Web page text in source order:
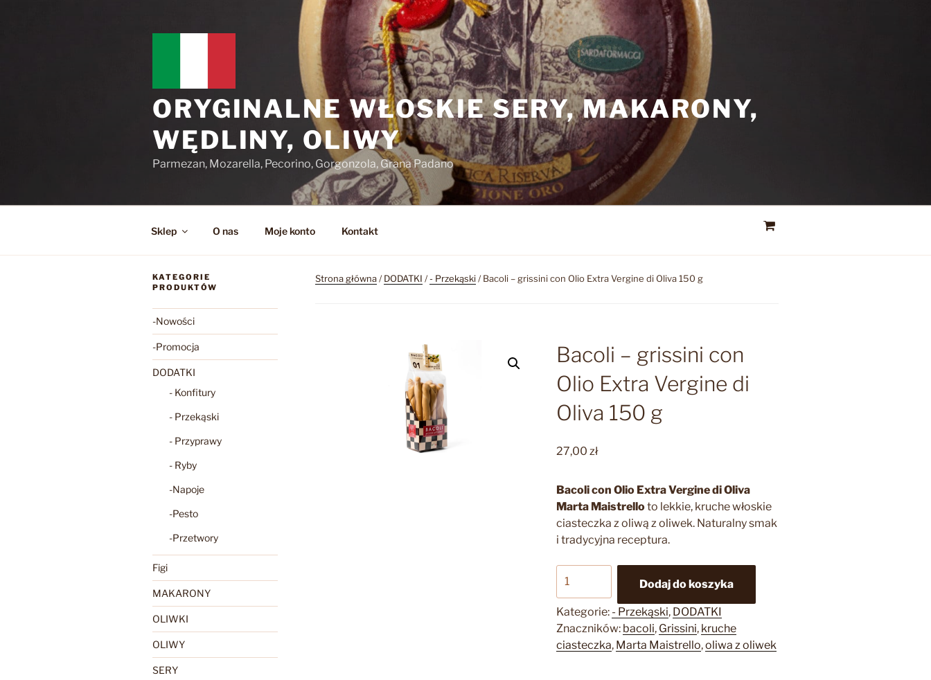
ORYGINALNE WŁOSKIE SERY, MAKARONY,
WĘDLINY, OLIWY
Parmezan, Mozarella, Pecorino, Gorgonzola, Grana Padano
Sklep O nas Moje konto Kontakt
Strona główna/DODATKI /- Przekąski/ Bacoli – grissini con Olio Extra Vergine di Oliva 150 g
Bacoli – grissini con
Olio Extra Vergine di
Oliva 150 g
27,00 zł
Bacoli con Olio Extra Vergine di Oliva
Marta Maistrelloto lekkie, kruche włoskie
ciasteczka z oliwą z oliwek. Naturalny smak
i tradycyjna receptura.
Bacoli
-
grissini
con
Olio
Dodaj do koszyka
Kategorie: - Przekąski, DODATKI
Znaczników: bacoli, Grissini, kruche
ciasteczka, Marta Maistrello,oliwa z oliwek
KATEGORIE
PRODUKTÓW
-Nowości
-Promocja
DODATKI
- Konfitury
- Przekąski
- Przyprawy
- Ryby
-Napoje
-Pesto
-Przetwory
Figi
MAKARONY
OLIWKI
OLIWY
SERY